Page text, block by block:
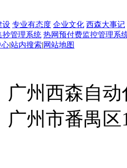
设 专业有态度 企业文化 西森大事记
抄管理系统 热网预付费监控管理系
心|站内搜索|网站地图
广州西森自
广州市番禺